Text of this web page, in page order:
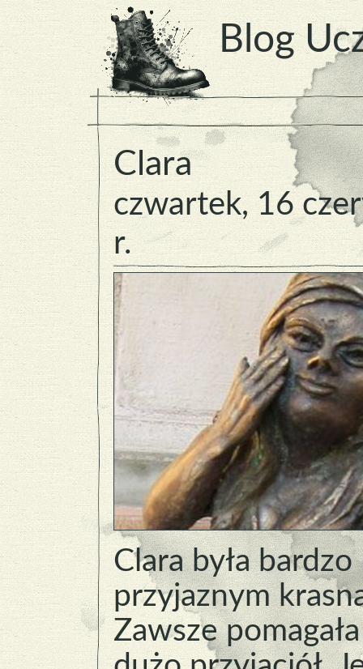
Blog
Clara
czwartek, 16
r.
Clara była bardzo
przyjaznym
Zawsze